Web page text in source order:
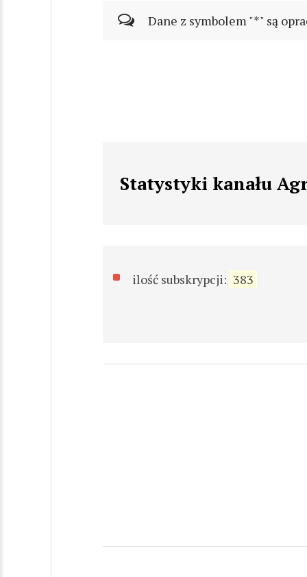
Dane z symbolem "*" są
Statystyki kanału
ilość subskrypcji: 383